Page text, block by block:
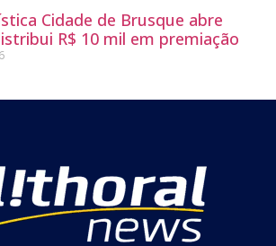
Cidade de Brusque abre
R$ 10 mil em premiação